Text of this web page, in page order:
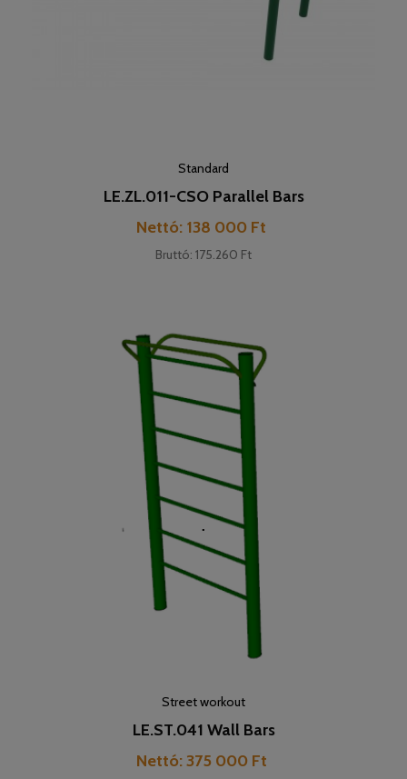
Standard
LE.ZL.011-CSO Parallel Bars
Pret
Nettó: 138 000 Ft
Bruttó: 175.260 Ft
Street workout
LE.ST.041 Wall Bars
Pret
Nettó: 375 000 Ft